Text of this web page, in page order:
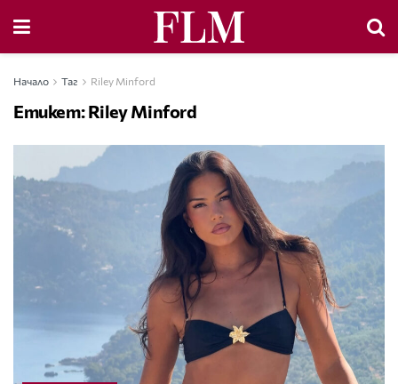
Начало Таг Riley Minford
Етикет:Riley Minford